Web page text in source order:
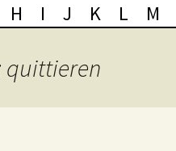
H I J K L M
quittieren